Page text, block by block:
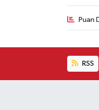
Puan
RSS